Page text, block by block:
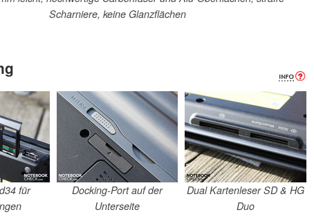
Scharniere, keine Glanzflächen
für
Docking-Port auf der
Unterseite
Dual Kartenleser SD & HG
Duo